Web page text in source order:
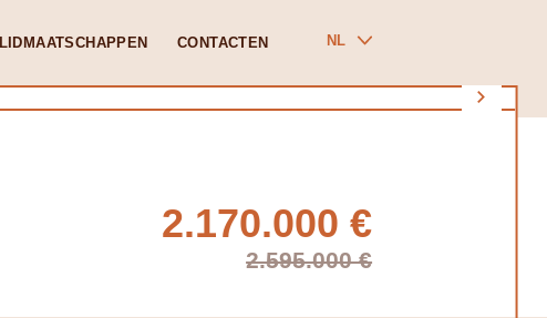
LIDMAATSCHAPPEN CONTACTEN NL
2.170.000 €
2.595.000 €